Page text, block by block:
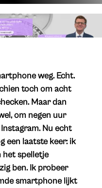
weg. Echt.
toch om acht
Maar dan
om negen uur
Nu echt
een laatste keer: ik
het spelletje
ben. Ik probeer
smartphone lijkt